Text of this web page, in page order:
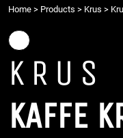
Home > Products > Krus >
KRUS
KAFFE
Contact
Log ind
Opret bruger
Indkøbskurv: 0 vare
Currency:
Krus
Joggingsæt 2021